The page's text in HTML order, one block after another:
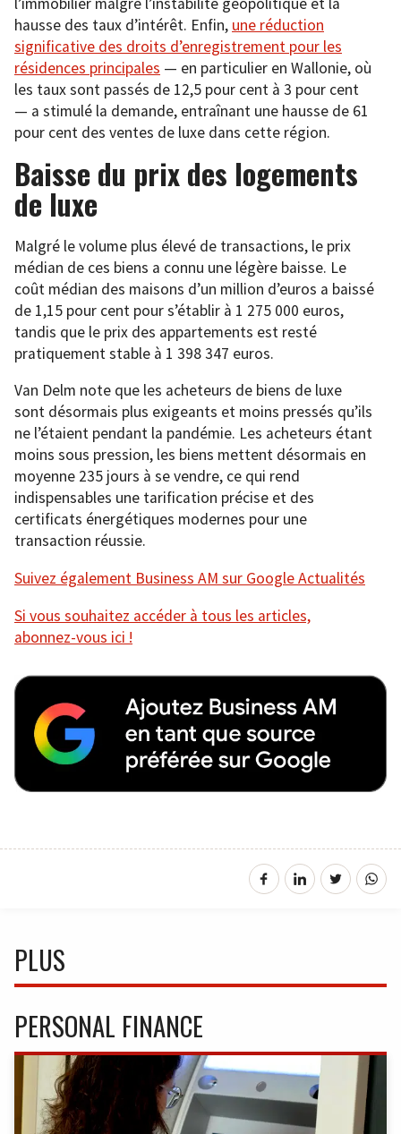
hausse des taux d’intérêt. Enfin, une réduction
significative des droits d’enregistrement pour les
résidences principales — en particulier en Wallonie, où
les taux sont passés de 12,5 pour cent à 3 pour cent
— a stimulé la demande, entraînant une hausse de 61
pour cent des ventes de luxe dans cette région.
Baisse du prix des logements
de luxe
Malgré le volume plus élevé de transactions, le prix
médian de ces biens a connu une légère baisse. Le
coût médian des maisons d’un million d’euros a baissé
de 1,15 pour cent pour s’établir à 1 275 000 euros,
tandis que le prix des appartements est resté
pratiquement stable à 1 398 347 euros.
Van Delm note que les acheteurs de biens de luxe
sont désormais plus exigeants et moins pressés qu’ils
ne l’étaient pendant la pandémie. Les acheteurs étant
moins sous pression, les biens mettent désormais en
moyenne 235 jours à se vendre, ce qui rend
indispensables une tarification précise et des
certificats énergétiques modernes pour une
transaction réussie.
Suivez également Business AM sur Google Actualités
Si vous souhaitez accéder à tous les articles,
abonnez-vous ici !
PLUS
PERSONAL FINANCE